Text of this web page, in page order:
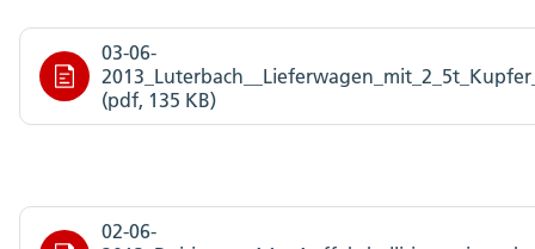
03-06-
(pdf, 135 KB)
02-06-